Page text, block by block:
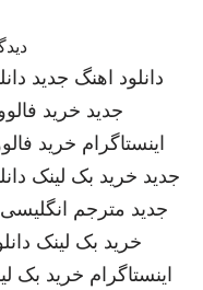
دانلود اهنگ جدید
جدید خرید
اینستاگرام خرید
جدید خرید بک لینک
جدید مترجم
خرید بک لینک
اینستاگرام خرید بک